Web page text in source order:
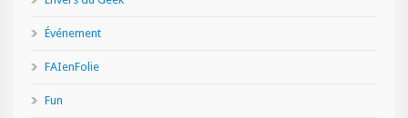
Événement
FAIenFolie
Fun